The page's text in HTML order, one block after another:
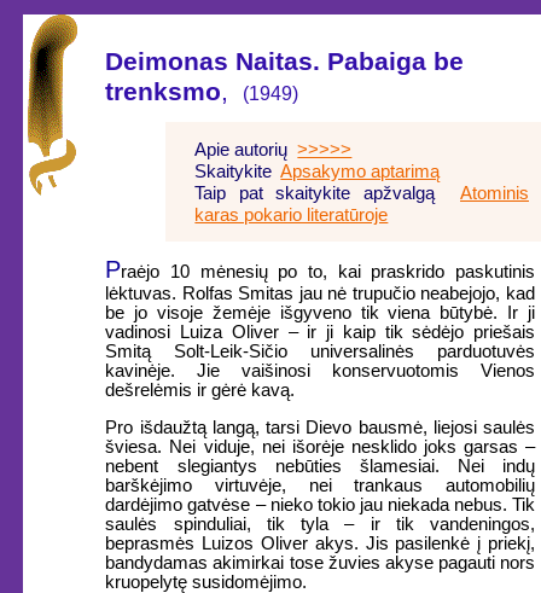
Deimonas Naitas. Pabaiga be
trenksmo, (1949)
Apie autorių>>>>>
SkaitykiteApsakymo aptarimą
Taip pat skaitykite apžvalgą Atominis
karas pokario literatūroje
Praėjo 10 mėnesių po to, kai praskrido paskutinis
lėktuvas. Rolfas Smitas jau nė trupučio neabejojo, kad
be jo visoje žemėje išgyveno tik viena būtybė. Ir ji
vadinosi Luiza Oliver – ir ji kaip tik sėdėjo priešais
Smitą Solt-Leik-Sičio universalinės parduotuvės
kavinėje. Jie vaišinosi konservuotomis Vienos
dešrelėmis ir gėrė kavą.
Pro išdaužtą langą, tarsi Dievo bausmė, liejosi saulės
šviesa. Nei viduje, nei išorėje nesklido joks garsas –
nebent slegiantys nebūties šlamesiai. Nei indų
barškėjimo virtuvėje, nei trankaus automobilių
dardėjimo gatvėse – nieko tokio jau niekada nebus. Tik
saulės spinduliai, tik tyla – ir tik vandeningos,
beprasmės Luizos Oliver akys. Jis pasilenkė į priekį,
bandydamas akimirkai tose žuvies akyse pagauti nors
kruopelytę susidomėjimo.